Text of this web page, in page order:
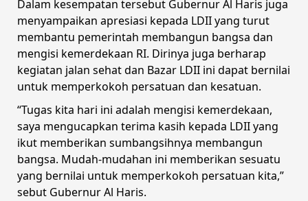
Dalam kesempatan tersebut Gubernur Al Haris juga
menyampaikan apresiasi kepada LDII yang turut
membantu pemerintah membangun bangsa dan
mengisi kemerdekaan RI. Dirinya juga berharap
kegiatan jalan sehat dan Bazar LDII ini dapat bernilai
untuk memperkokoh persatuan dan kesatuan.
“Tugas kita hari ini adalah mengisi kemerdekaan,
saya mengucapkan terima kasih kepada LDII yang
ikut memberikan sumbangsihnya membangun
bangsa. Mudah-mudahan ini memberikan sesuatu
yang bernilai untuk memperkokoh persatuan kita,”
sebut Gubernur Al Haris.